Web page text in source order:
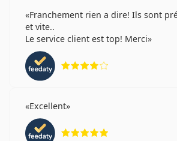
Franchement rien a dire! Ils sont
et vite..
Le service client est top! Merci
Excellent